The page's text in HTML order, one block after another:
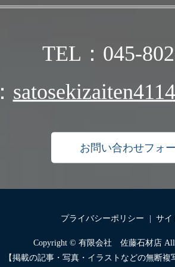
TEL：045-
お問い合わせフォ
プライバシーポリシー サイ
Copyright © 有限会社 佐藤石材店 All
【掲載の記事・写真・イラストなどの無断複